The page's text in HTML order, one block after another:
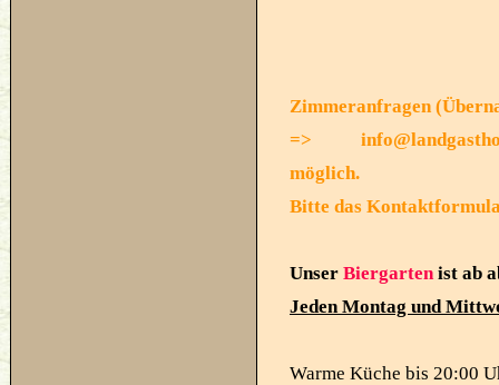
Zimmeranfragen
=>
möglich.
Bitte das
Unser Biergarten ist ab
Jeden Montag und
Warme Küche bis 20:00